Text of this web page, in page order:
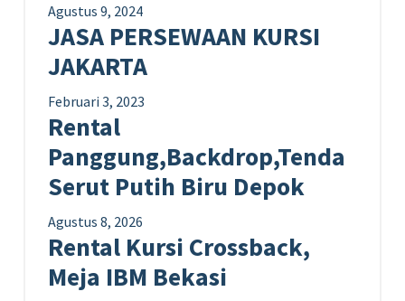
Agustus 9, 2024
JASA PERSEWAAN KURSI
JAKARTA
Februari 3, 2023
Rental
Panggung,Backdrop,Tenda
Serut Putih Biru Depok
Agustus 8, 2026
Rental Kursi Crossback,
Meja IBM Bekasi